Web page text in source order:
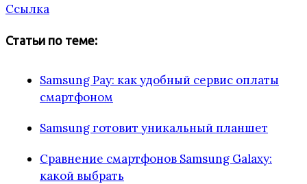
Ссылка
Статьи по теме:
Samsung Pay: как удобный сервис оплаты
смартфоном
Samsung готовит уникальный планшет
Сравнение смартфонов Samsung Galaxy:
какой выбрать